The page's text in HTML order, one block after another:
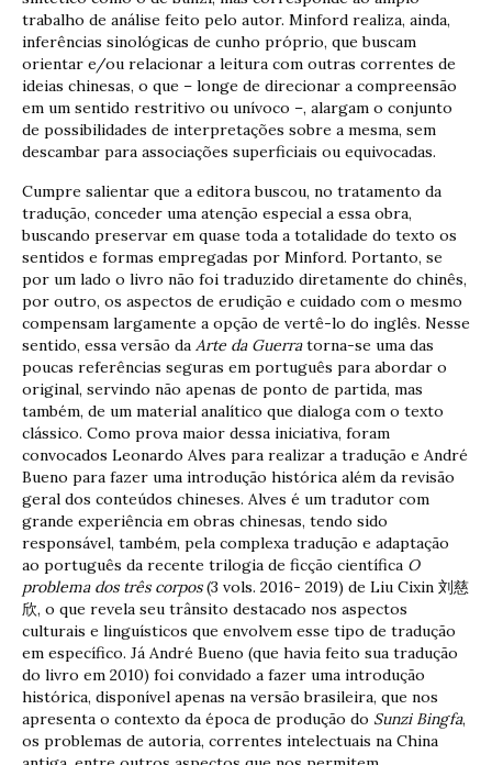
trabalho de análise feito pelo autor. Minford realiza, ainda,
inferências sinológicas de cunho próprio, que buscam
orientar e/ou relacionar a leitura com outras correntes de
ideias chinesas, o que – longe de direcionar a compreensão
em um sentido restritivo ou unívoco –, alargam o conjunto
de possibilidades de interpretações sobre a mesma, sem
descambar para associações superficiais ou equivocadas.
Cumpre salientar que a editora buscou, no tratamento da
tradução, conceder uma atenção especial a essa obra,
buscando preservar em quase toda a totalidade do texto os
sentidos e formas empregadas por Minford. Portanto, se
por um lado o livro não foi traduzido diretamente do chinês,
por outro, os aspectos de erudição e cuidado com o mesmo
compensam largamente a opção de vertê-lo do inglês. Nesse
sentido, essa versão da Arte da Guerratorna-se uma das
poucas referências seguras em português para abordar o
original, servindo não apenas de ponto de partida, mas
também, de um material analítico que dialoga com o texto
clássico. Como prova maior dessa iniciativa, foram
convocados Leonardo Alves para realizar a tradução e André
Bueno para fazer uma introdução histórica além da revisão
geral dos conteúdos chineses. Alves é um tradutor com
grande experiência em obras chinesas, tendo sido
responsável, também, pela complexa tradução e adaptação
ao português da recente trilogia de ficção científica O
problema dos três corpos(3 vols. 2016- 2019) de Liu Cixin 刘慈
欣, o que revela seu trânsito destacado nos aspectos
culturais e linguísticos que envolvem esse tipo de tradução
em específico. Já André Bueno (que havia feito sua tradução
do livro em 2010) foi convidado a fazer uma introdução
histórica, disponível apenas na versão brasileira, que nos
apresenta o contexto da época de produção do Sunzi Bingfa,
os problemas de autoria, correntes intelectuais na China